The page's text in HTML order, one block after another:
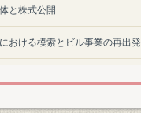
と株式公開
おける模索とビル事業の再出発
と用地需要